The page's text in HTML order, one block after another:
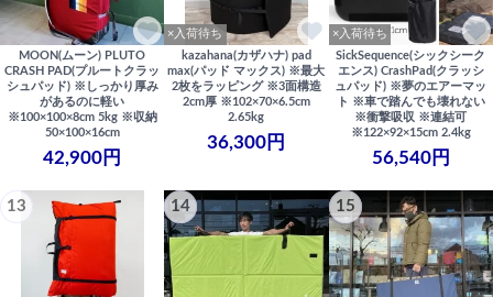
MOON(ムーン) PLUTO
CRASH PAD(プルートクラッ
シュパッド) ※しっかり厚み
があるのに軽い
※100×100×8cm 5kg ※収納
50×100×16cm
42,900円
×入荷待ち
kazahana(カザハナ) pad
max(パッド マックス) ※最大
2枚をラッピング ※3面構造
2cm厚 ※102×70×6.5cm
2.65kg
36,300円
×入荷待ち
SickSequence(シックシーク
エンス) CrashPad(クラッシ
ュパッド) ※夢のエアーマッ
ト ※車で踏んでも壊れない
※衝撃吸収 ※連結可
※122×92×15cm 2.4kg
56,540円
13 14 15